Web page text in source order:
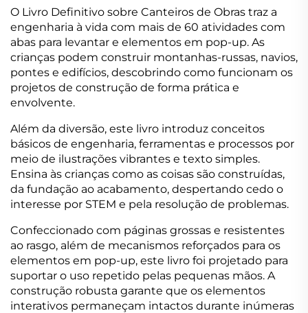
O Livro Definitivo sobre Canteiros de Obras traz a
engenharia à vida com mais de 60 atividades com
abas para levantar e elementos em pop-up. As
crianças podem construir montanhas-russas, navios,
pontes e edifícios, descobrindo como funcionam os
projetos de construção de forma prática e
envolvente.
Além da diversão, este livro introduz conceitos
básicos de engenharia, ferramentas e processos por
meio de ilustrações vibrantes e texto simples.
Ensina às crianças como as coisas são construídas,
da fundação ao acabamento, despertando cedo o
interesse por STEM e pela resolução de problemas.
Confeccionado com páginas grossas e resistentes
ao rasgo, além de mecanismos reforçados para os
elementos em pop-up, este livro foi projetado para
suportar o uso repetido pelas pequenas mãos. A
construção robusta garante que os elementos
interativos permaneçam intactos durante inúmeras